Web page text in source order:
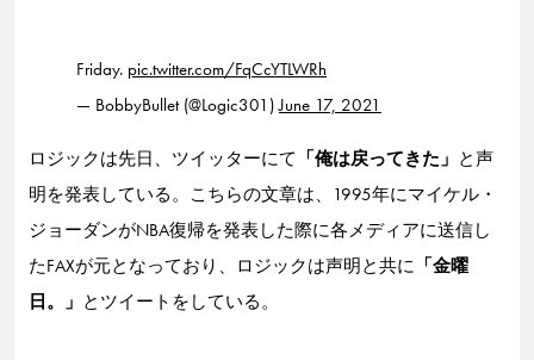
Friday. pic.twitter.com/FqCcYTLWRh
— BobbyBullet (@Logic301)June 17, 2021
ロジックは先日、ツイッターにて 「俺は戻ってきた」 と声
明を発表している。こちらの文章は、1995年にマイケル・
ジョーダンがNBA復帰を発表した際に各メディアに送信し
たFAXが元となっており、ロジックは声明と共に 「金曜
日。」 とツイートをしている。